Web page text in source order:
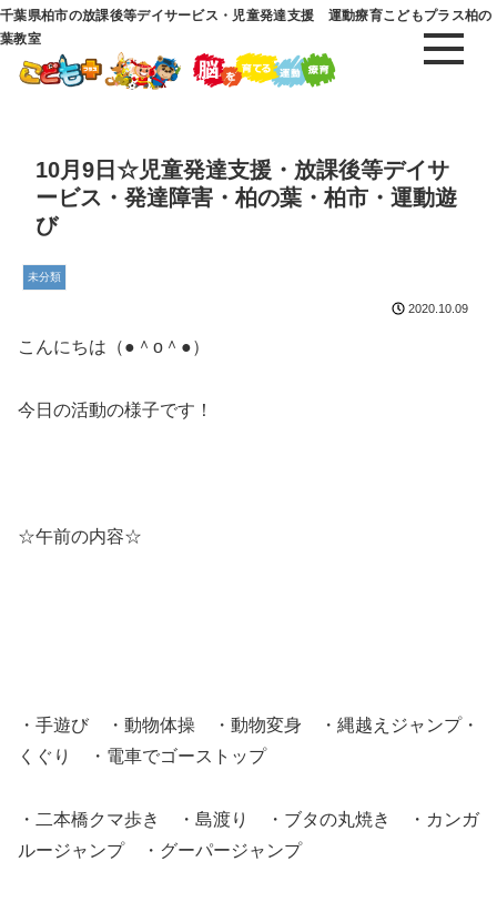
千葉県柏市の放課後等デイサービス・児童発達支援 運動療育こどもプラス柏の
葉教室
10月9日☆児童発達支援・放課後等デイサ
ービス・発達障害・柏の葉・柏市・運動遊
び
未分類
2020.10.09
こんにちは（●＾o＾●）
今日の活動の様子です！
☆午前の内容☆
・手遊び ・動物体操 ・動物変身 ・縄越えジャンプ・
くぐり ・電車でゴーストップ
・二本橋クマ歩き ・島渡り ・ブタの丸焼き ・カンガ
ルージャンプ ・グーパージャンプ